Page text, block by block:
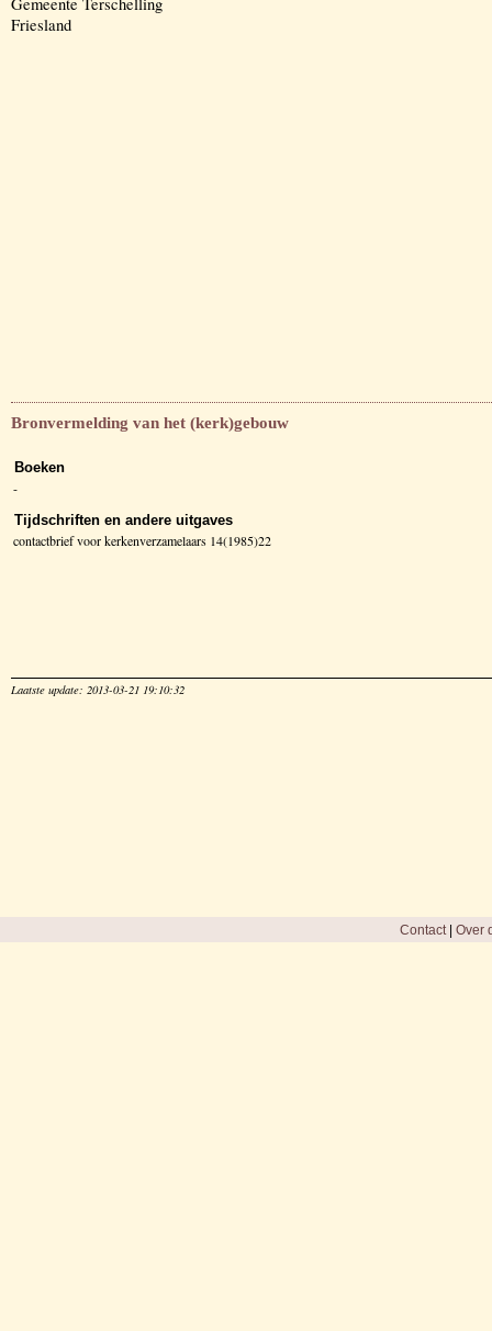
Friesland
Bronvermelding van het (kerk)gebouw
Boeken
-
Tijdschriften en andere uitgaves
contactbrief voor kerkenverzamelaars 14(1985)22
Laatste update: 2013-03-21 19:10:32
Contact| Over